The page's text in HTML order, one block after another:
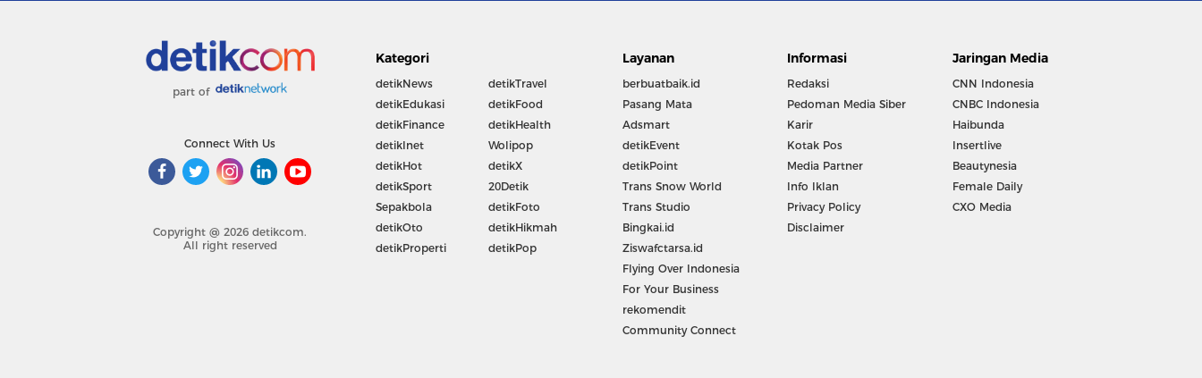
part of
Connect With Us
Copyright @ 2026 detikcom.
All right reserved
Kategori
detikNews
detikEdukasi
detikFinance
detikInet
detikHot
detikSport
Sepakbola
detikOto
detikProperti
detikTravel
detikFood
detikHealth
Wolipop
detikX
20Detik
detikFoto
detikHikmah
detikPop
Layanan
berbuatbaik.id
Pasang Mata
Adsmart
detikEvent
detikPoint
Trans Snow World
Trans Studio
Bingkai.id
Ziswafctarsa.id
Flying Over Indonesia
For Your Business
rekomendit
Community Connect
Informasi
Redaksi
Pedoman Media Siber
Karir
Kotak Pos
Media Partner
Info Iklan
Privacy Policy
Disclaimer
Jaringan Media
CNN Indonesia
CNBC Indonesia
Haibunda
Insertlive
Beautynesia
Female Daily
CXO Media